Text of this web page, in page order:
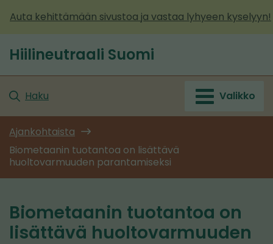
sisältöön
Auta kehittämään sivustoa ja vastaa lyhyeen kyselyyn!
Etusivu
Hiilineutraali Suomi
Haku Valikko
Ajankohtaista
Biometaanin tuotantoa on lisättävä
huoltovarmuuden parantamiseksi
Biometaanin tuotantoa on
lisättävä huoltovarmuuden